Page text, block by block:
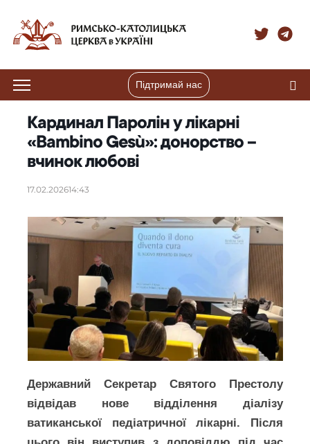
Підтримай нас
Кардинал Паролін у лікарні
«Bambino Gesù»: донорство –
вчинок любові
17.02.202614:43
Державний Секретар Святого Престолу
відвідав нове відділення діалізу
ватиканської педіатричної лікарні. Після